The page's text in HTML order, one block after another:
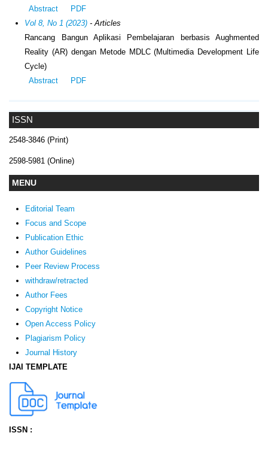
ISSN
2548-3846 (Print)
2598-5981 (Online)
MENU
Editorial Team
Focus and Scope
Publication Ethic
Author Guidelines
Peer Review Process
withdraw/retracted
Author Fees
Copyright Notice
Open Access Policy
Plagiarism Policy
Journal History
IJAI TEMPLATE
ISSN :
Abstract
PDF
Vol 8, No 1 (2023) - Articles
Rancang Bangun Aplikasi Pembelajaran berbasis Aughmented
Reality (AR) dengan Metode MDLC (Multimedia Development Life
Cycle)
Abstract
PDF